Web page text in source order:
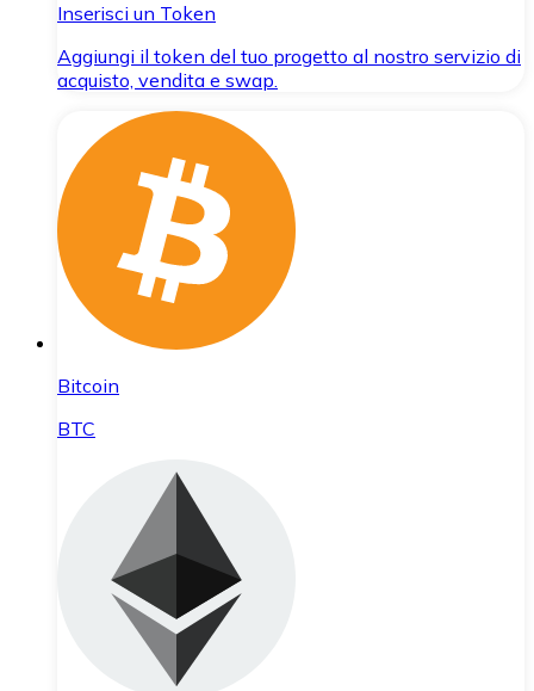
Inserisci un Token
Aggiungi il token del tuo progetto al nostro servizio di
acquisto, vendita e swap.
Bitcoin
BTC